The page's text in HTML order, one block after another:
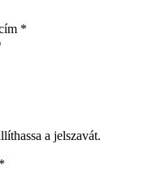
*
a jelszavát.